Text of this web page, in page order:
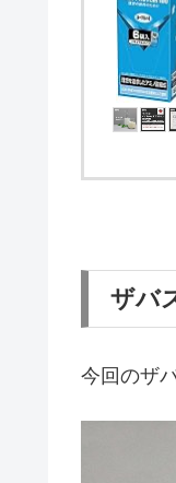
ザバ
今回のザ